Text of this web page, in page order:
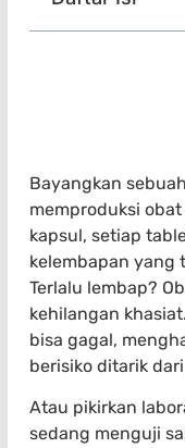
Bayangkan
memproduksi
kapsul, setiap
kelembapan yang
Terlalu lembap?
kehilangan
bisa gagal,
berisiko ditarik
Atau pikirkan
sedang menguji